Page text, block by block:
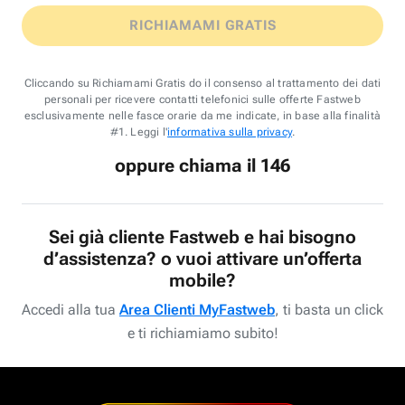
RICHIAMAMI GRATIS
Cliccando su Richiamami Gratis do il consenso al trattamento dei dati
personali per ricevere contatti telefonici sulle offerte Fastweb
esclusivamente nelle fasce orarie da me indicate, in base alla finalità
#1. Leggi l'informativa sulla privacy.
oppure chiama il 146
Sei già cliente Fastweb e hai bisogno
d’assistenza? o vuoi attivare un’offerta
mobile?
Accedi alla tua Area Clienti MyFastweb, ti basta un click
e ti richiamiamo subito!